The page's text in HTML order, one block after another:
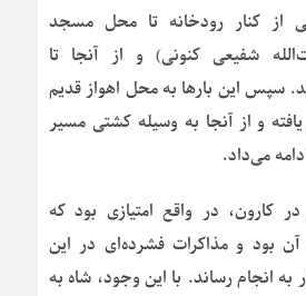
از کنار رودخانه تا محل مسجد
شفیعی کنونی) و از آنجا تا
سپس این بارها به محل اهواز قدیم
و از آنجا به وسیله کشتی مسیر
می‌داد.
در کارون، در واقع امتیازی بود که
آن بود و مذاکرات فشرده‌ای در این
انجام رساند. با این وجود، شاه به